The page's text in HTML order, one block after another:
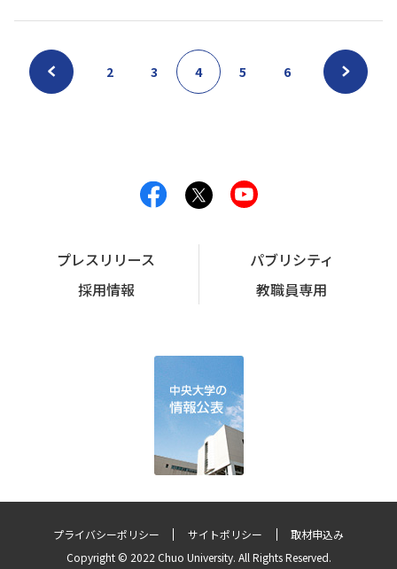
2 3 4 5 6
プレスリリース
パブリシティ
採用情報
教職員専用
プライバシーポリシー サイトポリシー
取材申込み
Copyright © 2022 Chuo University. All Rights Reserved.